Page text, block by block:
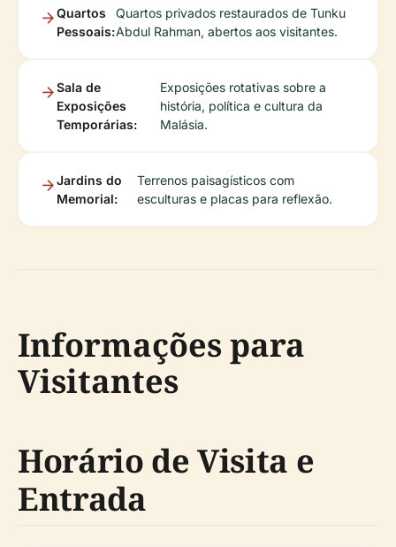
Quartos
Pessoais:
Quartos privados restaurados de Tunku
Abdul Rahman, abertos aos visitantes.
Sala de
Exposições
Temporárias:
Exposições rotativas sobre a
história, política e cultura da
Malásia.
Jardins do
Memorial:
Terrenos paisagísticos com
esculturas e placas para reflexão.
Informações para
Visitantes
Horário de Visita e
Entrada